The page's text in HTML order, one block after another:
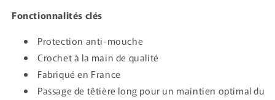
Fonctionnalités clés
Protection anti-mouche
Crochet à la main de qualité
Fabriqué en France
Passage de têtière long pour un maintien optimal du